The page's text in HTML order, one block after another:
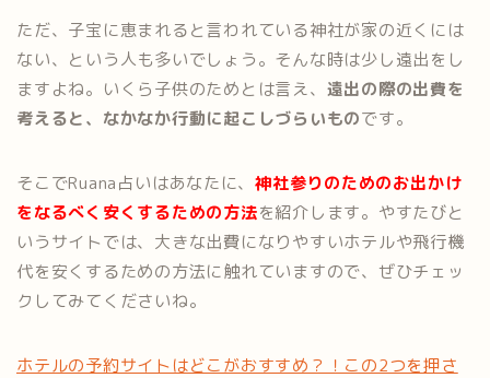
ただ、子宝に恵まれると言われている神社が家の近くには
ない、という人も多いでしょう。そんな時は少し遠出をし
ますよね。いくら子供のためとは言え、 遠出の際の出費を
考えると、なかなか行動に起こしづらいものです。
そこでRuana占いはあなたに、神社参りのためのお出かけ
をなるべく安くするための方法を紹介します。やすたびと
いうサイトでは、大きな出費になりやすいホテルや飛行機
代を安くするための方法に触れていますので、ぜひチェッ
クしてみてくださいね。
ホテルの予約サイトはどこがおすすめ？！この2つを押さ